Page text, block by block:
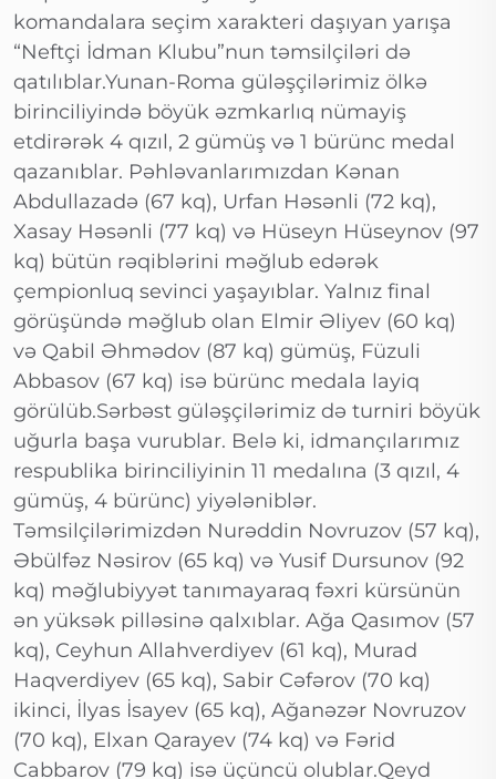
komandalara seçim xarakteri daşıyan yarışa
“Neftçi İdman Klubu”nun təmsilçiləri də
qatılıblar.Yunan-Roma güləşçilərimiz ölkə
birinciliyində böyük əzmkarlıq nümayiş
etdirərək 4 qızıl, 2 gümüş və 1 bürünc medal
qazanıblar. Pəhləvanlarımızdan Kənan
Abdullazadə (67 kq), Urfan Həsənli (72 kq),
Xasay Həsənli (77 kq) və Hüseyn Hüseynov (97
kq) bütün rəqiblərini məğlub edərək
çempionluq sevinci yaşayıblar. Yalnız final
görüşündə məğlub olan Elmir Əliyev (60 kq)
və Qabil Əhmədov (87 kq) gümüş, Füzuli
Abbasov (67 kq) isə bürünc medala layiq
görülüb.Sərbəst güləşçilərimiz də turniri böyük
uğurla başa vurublar. Belə ki, idmançılarımız
respublika birinciliyinin 11 medalına (3 qızıl, 4
gümüş, 4 bürünc) yiyələniblər.
Təmsilçilərimizdən Nurəddin Novruzov (57 kq),
Əbülfəz Nəsirov (65 kq) və Yusif Dursunov (92
kq) məğlubiyyət tanımayaraq fəxri kürsünün
ən yüksək pilləsinə qalxıblar. Ağa Qasımov (57
kq), Ceyhun Allahverdiyev (61 kq), Murad
Haqverdiyev (65 kq), Sabir Cəfərov (70 kq)
ikinci, İlyas İsayev (65 kq), Ağanəzər Novruzov
(70 kq), Elxan Qarayev (74 kq) və Fərid
Cabbarov (79 kq) isə üçüncü olublar.Qeyd